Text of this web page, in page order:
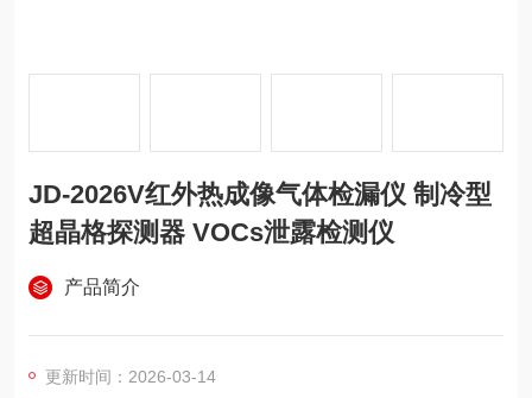
JD-2026V红外热成像气体检漏仪 制冷型
超晶格探测器 VOCs泄露检测仪
产品简介
更新时间：2026-03-14